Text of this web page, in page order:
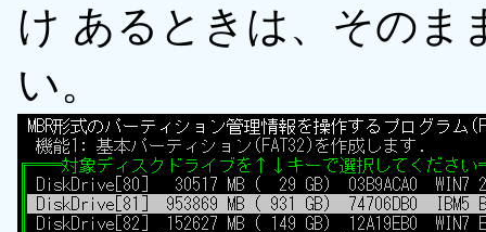
け あるときは、そのま
い。